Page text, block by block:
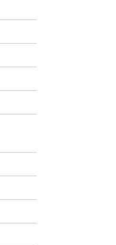
дизайн машинной